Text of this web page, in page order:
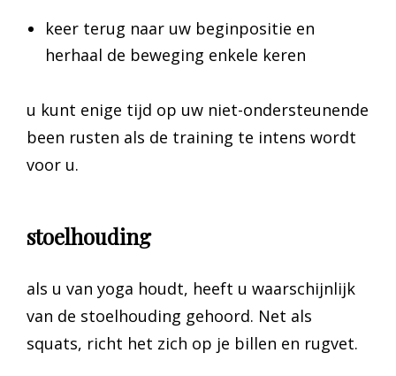
keer terug naar uw beginpositie en
herhaal de beweging enkele keren
u kunt enige tijd op uw niet-ondersteunende
been rusten als de training te intens wordt
voor u.
stoelhouding
als u van yoga houdt, heeft u waarschijnlijk
van de stoelhouding gehoord. Net als
squats, richt het zich op je billen en rugvet.